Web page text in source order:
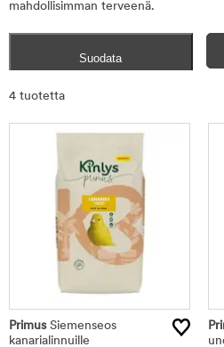
mahdollisimman terveenä.
Suodata
4 tuotetta
PrimusSiemenseos
kanarialinnuille